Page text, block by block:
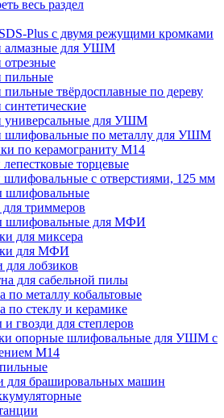
весь раздел
Plus c двумя режущими кромками
алмазные для УШМ
отрезные
пильные
пильные твёрдосплавные по дереву
универсальные для УШМ
шлифовальные по металлу для УШМ
по керамограниту M14
торцевые
шлифовальные с отверстиями, 125 мм
шлифовальные
триммеров
шлифовальные для МФИ
для миксера
для МФИ
лобзиков
для сабельной пилы
по металлу кобальтовые
по стеклу и керамике
гвозди для степлеров
опорные шлифовальные для УШМ с
М14
для брашировальных машин